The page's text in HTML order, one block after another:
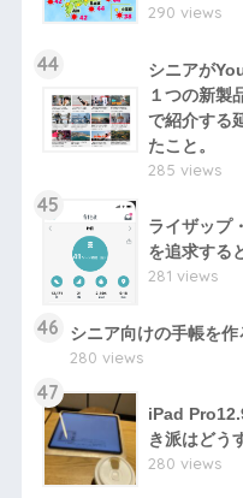
290 views
44
シニアが
１つの新製
で紹介する
たこと。
285 views
45
ライザップ
を追求する
281 views
46
シニア向けの手帳を作
280 views
47
iPad
き派はどう
280 views